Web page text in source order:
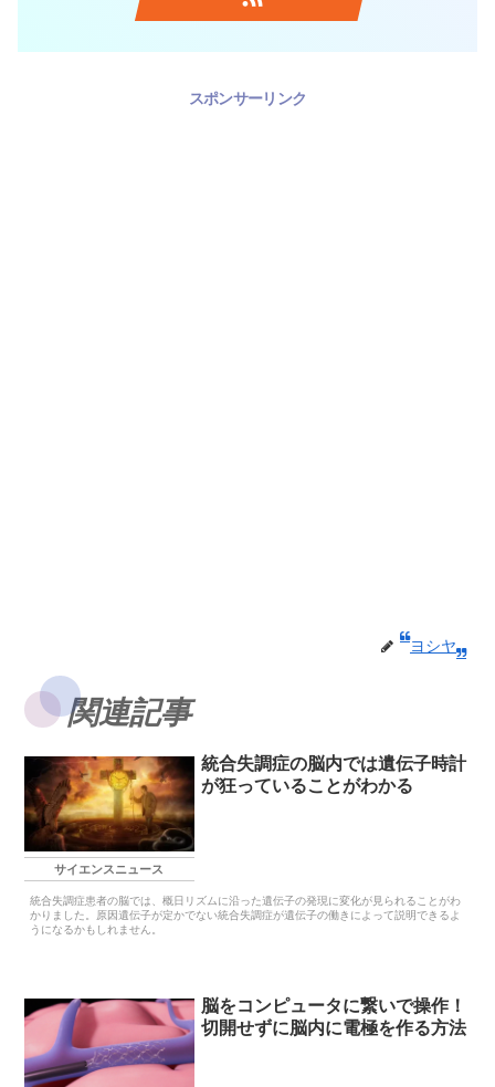
スポンサーリンク
ヨシヤ
関連記事
サイエンスニュース
統合失調症の脳内では遺伝子時計
が狂っていることがわかる
統合失調症患者の脳では、概日リズムに沿った遺伝子の発現に変化が見られることがわ
かりました。原因遺伝子が定かでない統合失調症が遺伝子の働きによって説明できるよ
うになるかもしれません。
脳をコンピュータに繋いで操作！
切開せずに脳内に電極を作る方法